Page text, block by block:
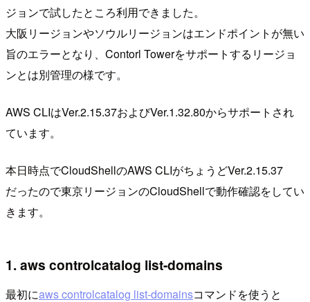
ジョンで試したところ利用できました。
大阪リージョンやソウルリージョンはエンドポイントが無い
旨のエラーとなり、Contorl Towerをサポートするリージョ
ンとは別管理の様です。
AWS CLIはVer.2.15.37およびVer.1.32.80からサポートされ
ています。
本日時点でCloudShellのAWS CLIがちょうどVer.2.15.37
だったので東京リージョンのCloudShellで動作確認をしてい
きます。
1. aws controlcatalog list-domains
最初にaws controlcatalog list-domainsコマンドを使うと